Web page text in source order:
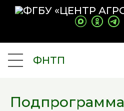
ФНТП
Подпрограмма